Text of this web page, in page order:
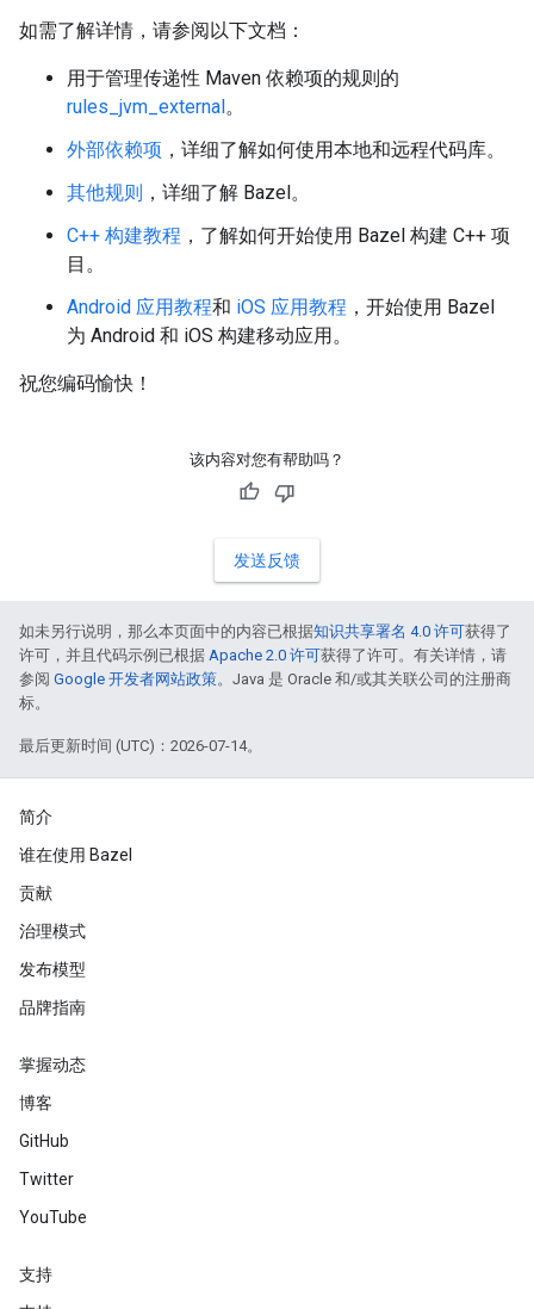
如需了解详情，请参阅以下文档：
用于管理传递性 Maven 依赖项的规则的
rules_jvm_external。
外部依赖项 ，详细了解如何使用本地和远程代码库。
其他规则 ，详细了解 Bazel。
C++ 构建教程 ，了解如何开始使用 Bazel 构建 C++ 项
目。
Android 应用教程和 iOS 应用教程 ，开始使用 Bazel
为 Android 和 iOS 构建移动应用。
祝您编码愉快！
该内容对您有帮助吗？
发送反馈
如未另行说明，那么本页面中的内容已根据知识共享署名 4.0 许可获得了
许可，并且代码示例已根据 Apache 2.0 许可获得了许可。有关详情，请
参阅 Google 开发者网站政策。Java 是 Oracle 和/或其关联公司的注册商
标。
最后更新时间 (UTC)：2026-07-14。
简介
谁在使用 Bazel
贡献
治理模式
发布模型
品牌指南
掌握动态
博客
GitHub
Twitter
YouTube
支持